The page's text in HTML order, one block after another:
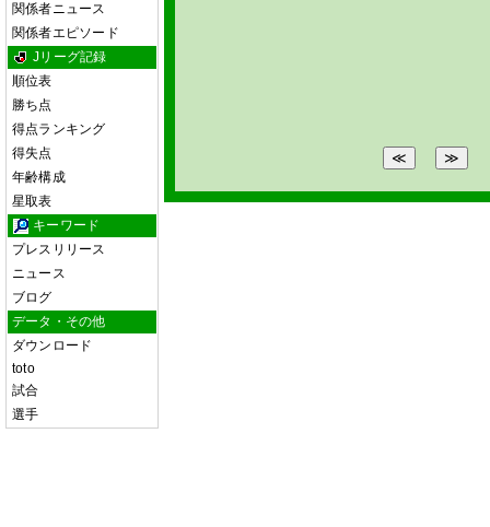
関係者ニュース
関係者エピソード
Jリーグ記録
順位表
勝ち点
得点ランキング
得失点
年齢構成
星取表
キーワード
プレスリリース
ニュース
ブログ
データ・その他
ダウンロード
toto
試合
選手